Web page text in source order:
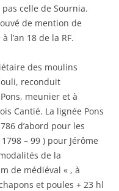
celle de Sournia.
de mention de
l’an 18 de la RF.
des moulins
reconduit
meunier et à
Cantié. La lignée Pons
d’abord pour les
– 99 ) pour Jérôme
de la
de médiéval « , à
et poules + 23 hl